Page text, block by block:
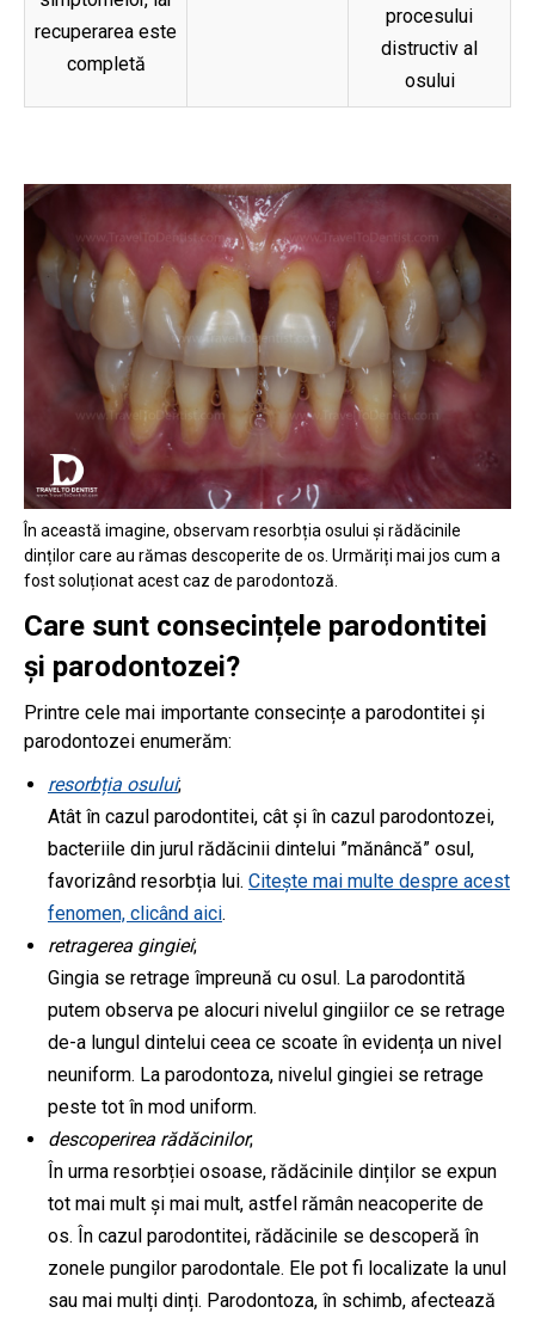
recuperarea este
completă
procesului
distructiv al
osului
În această imagine, observam resorbția osului și rădăcinile
dinților care au rămas descoperite de os. Urmăriți mai jos cum a
fost soluționat acest caz de parodontoză.
Care sunt consecințele parodontitei
și parodontozei?
Printre cele mai importante consecințe a parodontitei și
parodontozei enumerăm:
resorbția osului;
Atât în cazul parodontitei, cât și în cazul parodontozei,
bacteriile din jurul rădăcinii dintelui ”mănâncă” osul,
favorizând resorbția lui. Citește mai multe despre acest
fenomen, clicând aici.
retragerea gingiei;
Gingia se retrage împreună cu osul. La parodontită
putem observa pe alocuri nivelul gingiilor ce se retrage
de-a lungul dintelui ceea ce scoate în evidența un nivel
neuniform. La parodontoza, nivelul gingiei se retrage
peste tot în mod uniform.
descoperirea rădăcinilor;
În urma resorbției osoase, rădăcinile dinților se expun
tot mai mult și mai mult, astfel rămân neacoperite de
os. În cazul parodontitei, rădăcinile se descoperă în
zonele pungilor parodontale. Ele pot fi localizate la unul
sau mai mulți dinți. Parodontoza, în schimb, afectează